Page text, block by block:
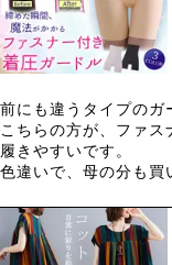
前にも違うタイプのガ
こちらの方が、ファス
履きやすいです。
色違いで、母の分も買